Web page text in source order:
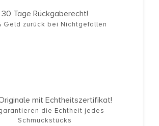
30 Tage Rückgaberecht!
Geld zurück bei Nichtgefallen
mit Echtheitszertifikat!
die Echtheit jedes
Schmuckstücks